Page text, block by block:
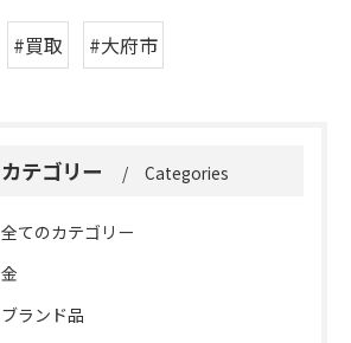
#買取 #大府市
カテゴリー Categories
全てのカテゴリー
金
ブランド品